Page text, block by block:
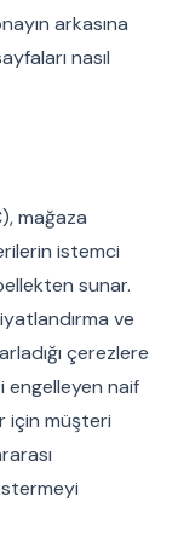
arkasına
nasıl
mağaza
istemci
sunar.
ve
çerezlere
engelleyen naif
için müşteri